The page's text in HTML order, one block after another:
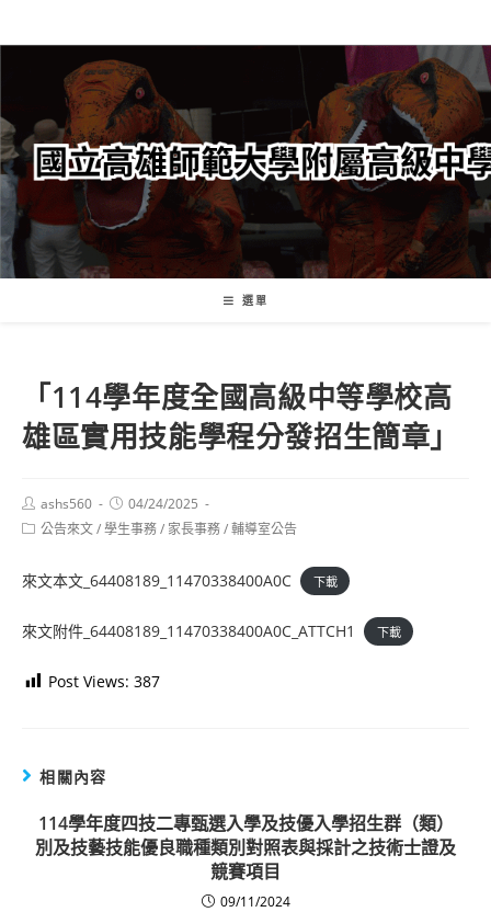
轉
要
內
容
選單
「114學年度全國高級中等學校高
雄區實用技能學程分發招生簡章」
Post
author:
ashs560
Post
published:
04/24/2025
Post公告來文/學生事務/ 家長事務/輔導室公告
來文本文_64408189_11470338400A0C 下載
來文附件_64408189_11470338400A0C_ATTCH1 下載
Post Views: 387
相關內容
114學年度四技二專甄選入學及技優入學招生群（類）
別及技藝技能優良職種類別對照表與採計之技術士證及
競賽項目
09/11/2024